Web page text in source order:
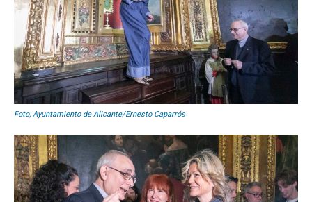
Foto; Ayuntamiento de Alicante/Ernesto Caparrós